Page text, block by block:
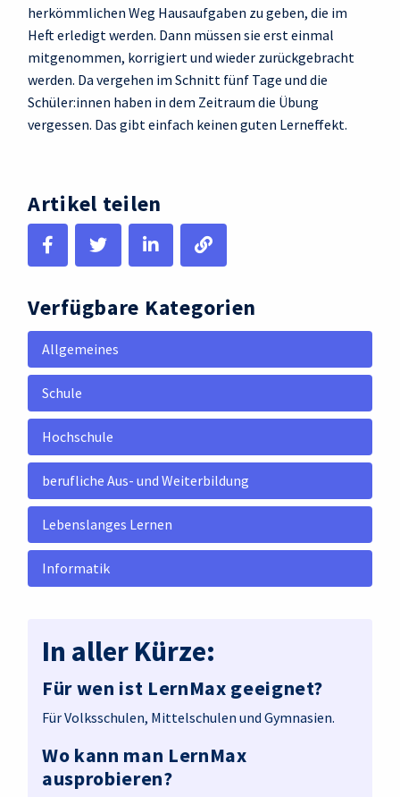
herkömmlichen Weg Hausaufgaben zu geben, die im
Heft erledigt werden. Dann müssen sie erst einmal
mitgenommen, korrigiert und wieder zurückgebracht
werden. Da vergehen im Schnitt fünf Tage und die
Schüler:innen haben in dem Zeitraum die Übung
vergessen. Das gibt einfach keinen guten Lerneffekt.
Artikel teilen
Verfügbare Kategorien
Allgemeines
Schule
Hochschule
berufliche Aus- und Weiterbildung
Lebenslanges Lernen
Informatik
In aller Kürze:
Für wen ist LernMax geeignet?
Für Volksschulen, Mittelschulen und Gymnasien.
Wo kann man LernMax
ausprobieren?